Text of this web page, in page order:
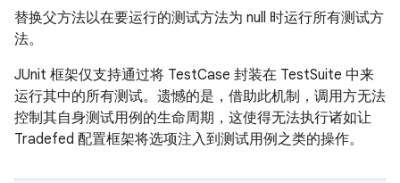
替换父方法以在要运行的测试方法为 null 时运行所有测试方
法。
JUnit 框架仅支持通过将 TestCase 封装在 TestSuite 中来
运行其中的所有测试。遗憾的是，借助此机制，调用方无法
控制其自身测试用例的生命周期，这使得无法执行诸如让
Tradefed 配置框架将选项注入到测试用例之类的操作。